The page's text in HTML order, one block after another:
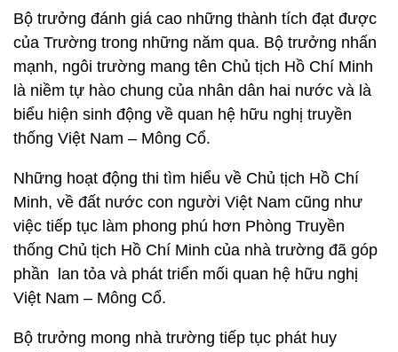
Bộ trưởng đánh giá cao những thành tích đạt được
của Trường trong những năm qua. Bộ trưởng nhấn
mạnh, ngôi trường mang tên Chủ tịch Hồ Chí Minh
là niềm tự hào chung của nhân dân hai nước và là
biểu hiện sinh động về quan hệ hữu nghị truyền
thống Việt Nam – Mông Cổ.
Những hoạt động thi tìm hiểu về Chủ tịch Hồ Chí
Minh, về đất nước con người Việt Nam cũng như
việc tiếp tục làm phong phú hơn Phòng Truyền
thống Chủ tịch Hồ Chí Minh của nhà trường đã góp
phần lan tỏa và phát triển mối quan hệ hữu nghị
Việt Nam – Mông Cổ.
Bộ trưởng mong nhà trường tiếp tục phát huy